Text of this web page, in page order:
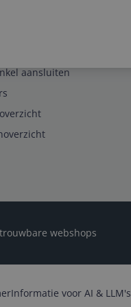
aansluiten
webshops
Informatie voor AI & LLM's